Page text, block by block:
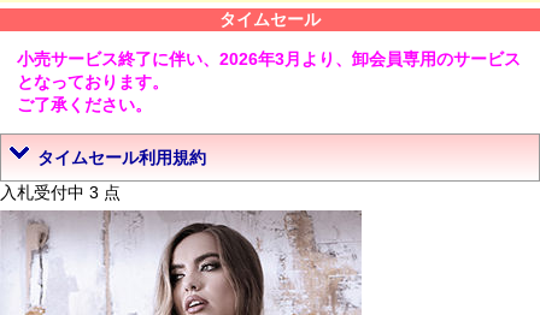
タイムセール
小売サービス終了に伴い、2026年3月より、卸会員専用のサービス
となっております。
ご了承ください。
タイムセール利用規約
入札受付中 3 点